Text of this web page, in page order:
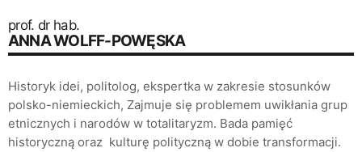
prof. dr hab.
ANNA WOLFF-POWĘSKA
Historyk idei, politolog, ekspertka w zakresie stosunków
polsko-niemieckich, Zajmuje się problemem uwikłania grup
etnicznych i narodów w totalitaryzm. Bada pamięć
historyczną oraz kulturę polityczną w dobie transformacji.